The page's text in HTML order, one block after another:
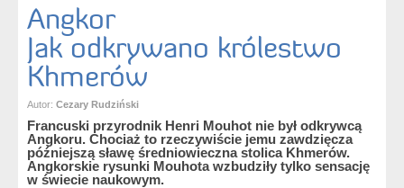
Angkor. Jak odkrywano królestwo Khmerów
Angkor
Jak odkrywano królestwo
Khmerów
Autor: Cezary Rudziński
Francuski przyrodnik Henri Mouhot nie był odkrywcą
Angkoru. Chociaż to rzeczywiście jemu zawdzięcza
późniejszą sławę średniowieczna stolica Khmerów.
Angkorskie rysunki Mouhota wzbudziły tylko sensację
w świecie naukowym.